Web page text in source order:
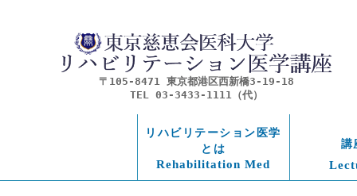
〒105-8471 東京都港区西新橋3-19-18
TEL 03-3433-1111（代）
リハビリテーション医学
とは
Rehabilitation Med
講